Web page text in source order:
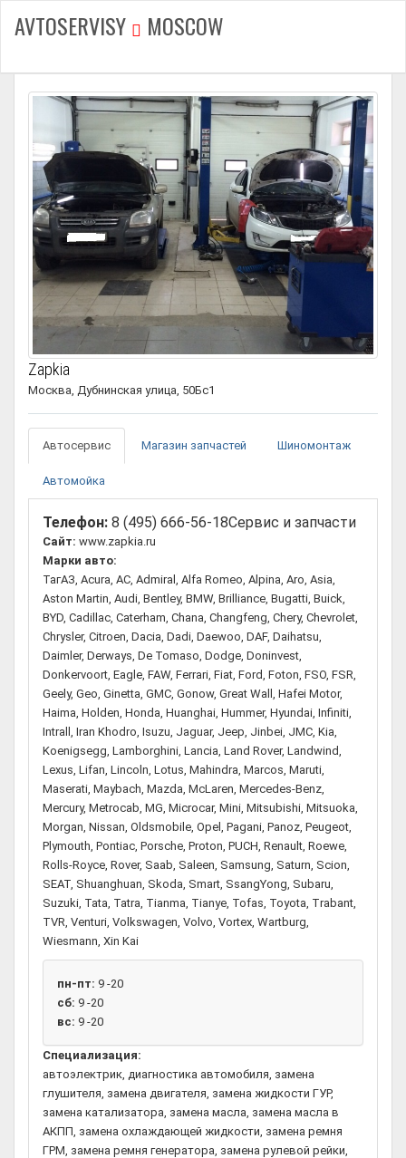
AVTOSERVISY MOSCOW
Zapkia
Москва, Дубнинская улица, 50Бс1
Автосервис Магазин запчастей Шиномонтаж
Автомойка
Телефон: 8 (495) 666-56-18Сервис и запчасти
Сайт: www.zapkia.ru
Марки авто:
ТагАЗ, Acura, AC, Admiral, Alfa Romeo, Alpina, Aro, Asia,
Aston Martin, Audi, Bentley, BMW, Brilliance, Bugatti, Buick,
BYD, Cadillac, Caterham, Chana, Changfeng, Chery, Chevrolet,
Chrysler, Citroen, Dacia, Dadi, Daewoo, DAF, Daihatsu,
Daimler, Derways, De Tomaso, Dodge, Doninvest,
Donkervoort, Eagle, FAW, Ferrari, Fiat, Ford, Foton, FSO, FSR,
Geely, Geo, Ginetta, GMC, Gonow, Great Wall, Hafei Motor,
Haima, Holden, Honda, Huanghai, Hummer, Hyundai, Infiniti,
Intrall, Iran Khodro, Isuzu, Jaguar, Jeep, Jinbei, JMC, Kia,
Koenigsegg, Lamborghini, Lancia, Land Rover, Landwind,
Lexus, Lifan, Lincoln, Lotus, Mahindra, Marcos, Maruti,
Maserati, Maybach, Mazda, McLaren, Mercedes-Benz,
Mercury, Metrocab, MG, Microcar, Mini, Mitsubishi, Mitsuoka,
Morgan, Nissan, Oldsmobile, Opel, Pagani, Panoz, Peugeot,
Plymouth, Pontiac, Porsche, Proton, PUCH, Renault, Roewe,
Rolls-Royce, Rover, Saab, Saleen, Samsung, Saturn, Scion,
SEAT, Shuanghuan, Skoda, Smart, SsangYong, Subaru,
Suzuki, Tata, Tatra, Tianma, Tianye, Tofas, Toyota, Trabant,
TVR, Venturi, Volkswagen, Volvo, Vortex, Wartburg,
Wiesmann, Xin Kai
пн-пт: 9 -20
сб: 9 -20
вс: 9 -20
Специализация:
автоэлектрик, диагностика автомобиля, замена
глушителя, замена двигателя, замена жидкости ГУР,
замена катализатора, замена масла, замена масла в
АКПП, замена охлаждающей жидкости, замена ремня
ГРМ, замена ремня генератора, замена рулевой рейки,